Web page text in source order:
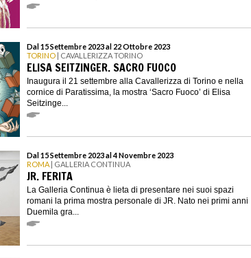
Dal 15 Settembre 2023 al 22 Ottobre 2023
TORINO | CAVALLERIZZA TORINO
ELISA SEITZINGER. SACRO FUOCO
Inaugura il 21 settembre alla Cavallerizza di Torino e nella
cornice di Paratissima, la mostra ‘Sacro Fuoco’ di Elisa
Seitzinge...
Dal 15 Settembre 2023 al 4 Novembre 2023
ROMA | GALLERIA CONTINUA
JR. FERITA
La Galleria Continua è lieta di presentare nei suoi spazi
romani la prima mostra personale di JR. Nato nei primi anni
Duemila gra...